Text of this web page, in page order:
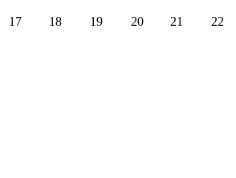
17 18 19 20 21 22